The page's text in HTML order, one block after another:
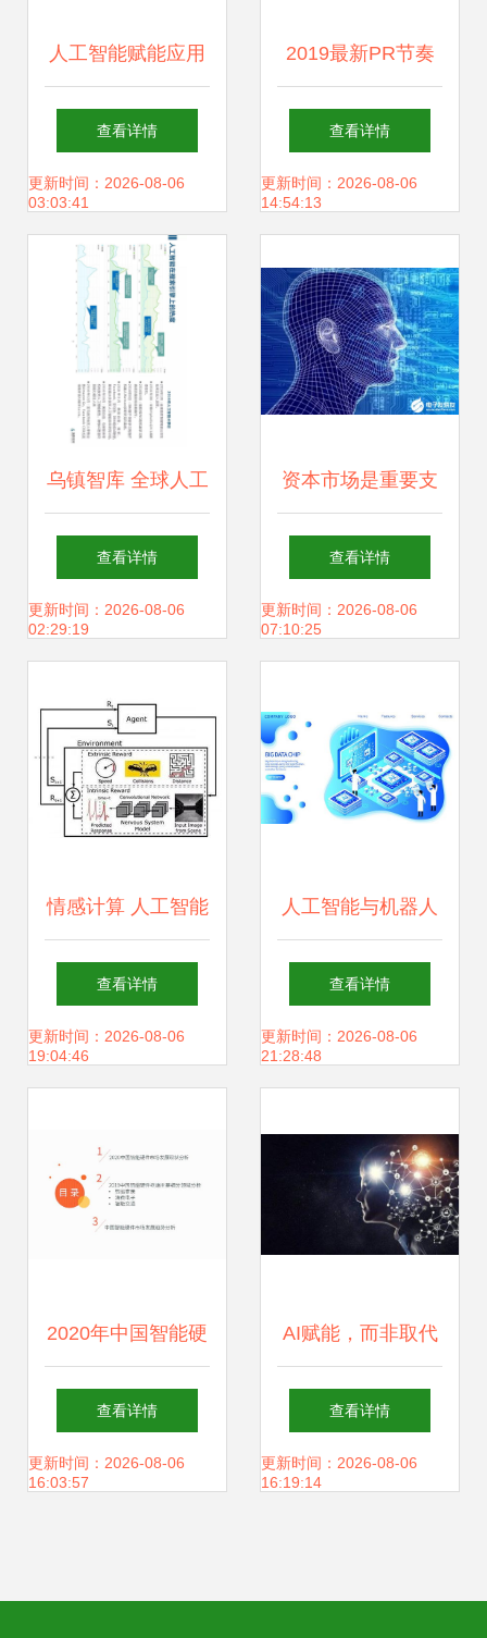
人工智能赋能应用
软件开发 变革与趋
势
查看详情
更新时间：2026-08-06
03:03:41
2019最新PR节奏
点自动剪辑插件 人
工智能赋能视频剪
出活
查看详情
更新时间：2026-08-06
14:54:13
乌镇智库 全球人工
智能发展报告2017
框架下的人工智能
查看详情
更新时间：2026-08-06
02:29:19
资本市场是重要支
撑 人工智能应用软
件发展带来的五
查看详情
更新时间：2026-08-06
07:10:25
情感计算 人工智能
应用的新兴前沿与
发展趋势
查看详情
更新时间：2026-08-06
19:04:46
人工智能与机器人
技术 从软件到应用
的革新之路
查看详情
更新时间：2026-08-06
21:28:48
2020年中国智能硬
件行业全景 人工智
能应用软件开发驱
查看详情
更新时间：2026-08-06
16:03:57
AI赋能，而非取代
软件测试在人工智
能时代的价值与演
查看详情
更新时间：2026-08-06
16:19:14